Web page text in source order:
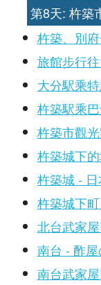
第8天: 杵築
杵築、別
旅館步行
大分駅乘
杵築駅乘
杵築市觀
杵築城下
杵築城 -
杵築城下
北台武家
南台 - 酢
南台武家